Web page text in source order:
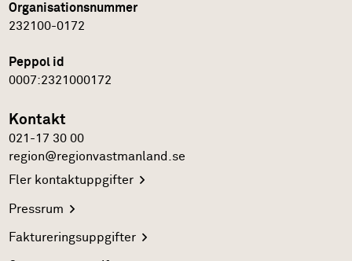
Organisationsnummer
232100-0172
Peppol id
0007:2321000172
Kontakt
021-17 30 00
region@regionvastmanland.se
Flerkontaktuppgifter
Pressrum
Faktureringsuppgifter